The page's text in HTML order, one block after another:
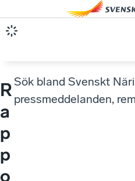
R
a
p
p
o
Sök bland Svenskt
pressmeddelanden,